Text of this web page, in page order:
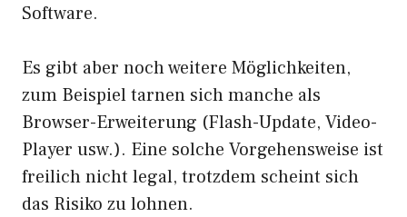
Software.
Es gibt aber noch weitere Möglichkeiten,
zum Beispiel tarnen sich manche als
Browser-Erweiterung (Flash-Update, Video-
Player usw.). Eine solche Vorgehensweise ist
freilich nicht legal, trotzdem scheint sich
das Risiko zu lohnen.